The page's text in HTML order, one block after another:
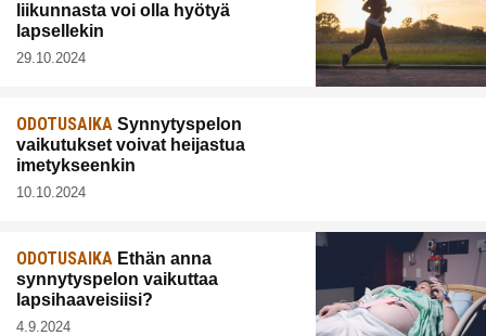
liikunnasta voi olla hyötyä
lapsellekin
29.10.2024
ODOTUSAIKA Synnytyspelon
vaikutukset voivat heijastua
imetykseenkin
10.10.2024
ODOTUSAIKA Ethän anna
synnytyspelon vaikuttaa
lapsihaaveisiisi?
4.9.2024